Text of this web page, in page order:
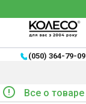
(050) 364-79-09
Все о товаре